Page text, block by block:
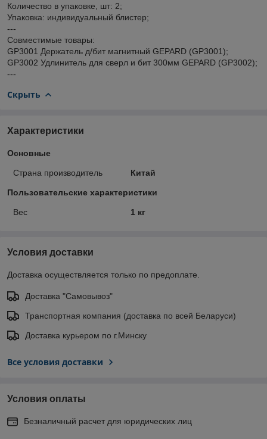
Количество в упаковке, шт: 2;
Упаковка: индивидуальный блистер;
---
Совместимые товары:
GP3001 Держатель д/бит магнитный GEPARD (GP3001);
GP3002 Удлинитель для сверл и бит 300мм GEPARD (GP3002);
---
Скрыть
Характеристики
Основные
Страна производитель Китай
Пользовательские характеристики
Вес 1 кг
Условия доставки
Доставка осуществляется только по предоплате.
Доставка "Самовывоз"
Транспортная компания (доставка по всей Беларуси)
Доставка курьером по г.Минску
Все условия доставки
Условия оплаты
Безналичный расчет для юридических лиц